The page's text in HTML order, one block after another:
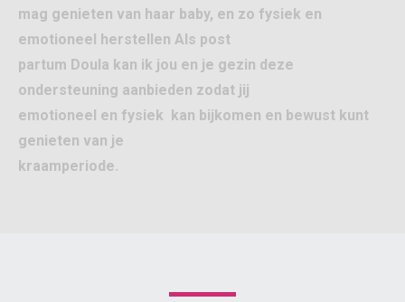
mag genieten van haar baby, en zo fysiek en
emotioneel herstellen Als post
partum Doula kan ik jou en je gezin deze
ondersteuning aanbieden zodat jij
emotioneel en fysiek kan bijkomen en bewust kunt
genieten van je
kraamperiode.